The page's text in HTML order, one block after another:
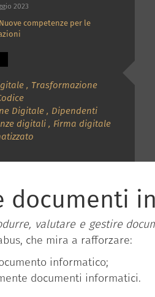
2023
competenze per le
, Trasformazione
Digitale , Dipendenti
digitali , Firma digitale
documenti
valutare e gestire
che mira a rafforzare:
informatico;
documenti informatici.